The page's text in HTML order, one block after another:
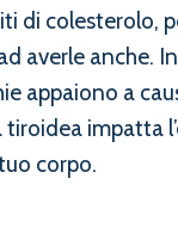
di colesterolo,
averle anche.
appaiono a
impatta
corpo.